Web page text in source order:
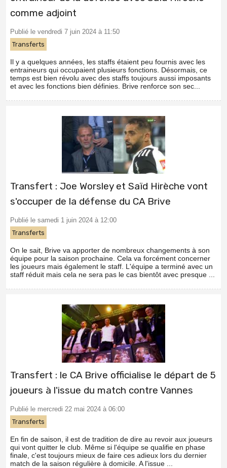
comme adjoint
Publié le vendredi 7 juin 2024 à 11:50
Transferts
Il y a quelques années, les staffs étaient peu fournis avec les
entraineurs qui occupaient plusieurs fonctions. Désormais, ce
temps est bien révolu avec des staffs toujours aussi imposants
et avec les fonctions bien définies. Brive renforce son sec...
Transfert : Joe Worsley et Saïd Hirèche vont
s'occuper de la défense du CA Brive
Publié le samedi 1 juin 2024 à 12:00
Transferts
On le sait, Brive va apporter de nombreux changements à son
équipe pour la saison prochaine. Cela va forcément concerner
les joueurs mais également le staff. L'équipe a terminé avec un
staff réduit mais cela ne sera pas le cas bientôt avec presque ...
Transfert : le CA Brive officialise le départ de 5
joueurs à l'issue du match contre Vannes
Publié le mercredi 22 mai 2024 à 06:00
Transferts
En fin de saison, il est de tradition de dire au revoir aux joueurs
qui vont quitter le club. Même si l'équipe se qualifie en phase
finale, c'est toujours mieux de faire ces adieux lors du dernier
match de la saison régulière à domicile. A l'issue ...